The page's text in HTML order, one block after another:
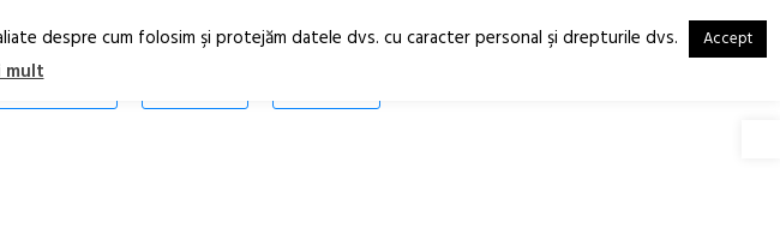
RO
EN
despre cum folosim şi protejăm datele dvs. cu caracter personal şi drepturile dvs. Accept
mult